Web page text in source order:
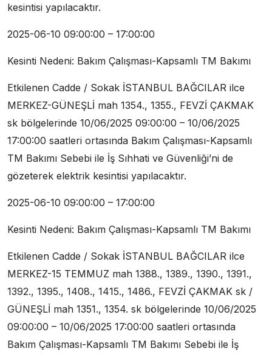
kesintisi yapılacaktır.
2025-06-10 09:00:00 – 17:00:00
Kesinti Nedeni: Bakım Çalışması-Kapsamlı TM Bakımı
Etkilenen Cadde / Sokak İSTANBUL BAĞCILAR ilce
MERKEZ-GÜNEŞLİ mah 1354., 1355., FEVZİ ÇAKMAK
sk bölgelerinde 10/06/2025 09:00:00 – 10/06/2025
17:00:00 saatleri ortasında Bakım Çalışması-Kapsamlı
TM Bakımı Sebebi ile İş Sıhhati ve Güvenliği’ni de
gözeterek elektrik kesintisi yapılacaktır.
2025-06-10 09:00:00 – 17:00:00
Kesinti Nedeni: Bakım Çalışması-Kapsamlı TM Bakımı
Etkilenen Cadde / Sokak İSTANBUL BAĞCILAR ilce
MERKEZ-15 TEMMUZ mah 1388., 1389., 1390., 1391.,
1392., 1395., 1408., 1415., 1486., FEVZİ ÇAKMAK sk /
GÜNEŞLİ mah 1351., 1354. sk bölgelerinde 10/06/2025
09:00:00 – 10/06/2025 17:00:00 saatleri ortasında
Bakım Çalışması-Kapsamlı TM Bakımı Sebebi ile İş